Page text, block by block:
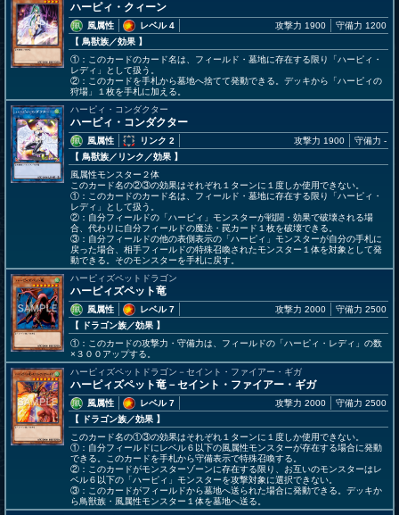
ハーピィ・クィーン
風属性
レベル 4
【 鳥獣族／効果 】
攻撃力 1900 守備力 1200
①：このカードのカード名は、フィールド・墓地に存在する限り「ハーピィ・
レディ」として扱う。
②：このカードを手札から墓地へ捨てて発動できる。デッキから「ハーピィの
狩場」１枚を手札に加える。
ハーピィ・コンダクター
ハーピィ・コンダクター
風属性
リンク 2
【 鳥獣族／リンク／効果 】
攻撃力 1900 守備力 -
風属性モンスター２体
このカード名の②③の効果はそれぞれ１ターンに１度しか使用できない。
①：このカードのカード名は、フィールド・墓地に存在する限り「ハーピィ・
レディ」として扱う。
②：自分フィールドの「ハーピィ」モンスターが戦闘・効果で破壊される場
合、代わりに自分フィールドの魔法・罠カード１枚を破壊できる。
③：自分フィールドの他の表側表示の「ハーピィ」モンスターが自分の手札に
戻った場合、相手フィールドの特殊召喚されたモンスター１体を対象として発
動できる。そのモンスターを手札に戻す。
ハーピィズペットドラゴン
ハーピィズペット竜
風属性
レベル 7
【 ドラゴン族／効果 】
攻撃力 2000 守備力 2500
①：このカードの攻撃力・守備力は、フィールドの「ハーピィ・レディ」の数
×３００アップする。
ハーピィズペットドラゴン－セイント・ファイアー・ギガ
ハーピィズペット竜－セイント・ファイアー・ギガ
風属性
レベル 7
【 ドラゴン族／効果 】
攻撃力 2000 守備力 2500
このカード名の①③の効果はそれぞれ１ターンに１度しか使用できない。
①：自分フィールドにレベル６以下の風属性モンスターが存在する場合に発動
できる。このカードを手札から守備表示で特殊召喚する。
②：このカードがモンスターゾーンに存在する限り、お互いのモンスターはレ
ベル６以下の「ハーピィ」モンスターを攻撃対象に選択できない。
③：このカードがフィールドから墓地へ送られた場合に発動できる。デッキか
ら鳥獣族・風属性モンスター１体を墓地へ送る。